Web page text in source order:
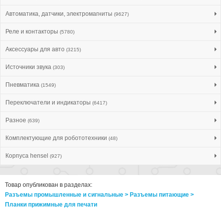
Автоматика, датчики, электромагниты (9627)
Реле и контакторы (5780)
Аксессуары для авто (3215)
Источники звука (303)
Пневматика (1549)
Переключатели и индикаторы (6417)
Разное (639)
Комплектующие для робототехники (48)
Корпуса hensel (927)
Товар опубликован в разделах:
Разъемы промышленные и сигнальные > Разъeмы питающие >
Планки прижимные для печати